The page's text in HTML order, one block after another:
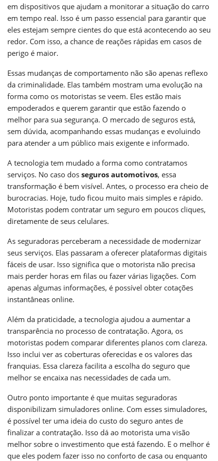
em dispositivos que ajudam a monitorar a situação do carro
em tempo real. Isso é um passo essencial para garantir que
eles estejam sempre cientes do que está acontecendo ao seu
redor. Com isso, a chance de reações rápidas em casos de
perigo é maior.
Essas mudanças de comportamento não são apenas reflexo
da criminalidade. Elas também mostram uma evolução na
forma como os motoristas se veem. Eles estão mais
empoderados e querem garantir que estão fazendo o
melhor para sua segurança. O mercado de seguros está,
sem dúvida, acompanhando essas mudanças e evoluindo
para atender a um público mais exigente e informado.
A tecnologia tem mudado a forma como contratamos
serviços. No caso dos seguros automotivos, essa
transformação é bem visível. Antes, o processo era cheio de
burocracias. Hoje, tudo ficou muito mais simples e rápido.
Motoristas podem contratar um seguro em poucos cliques,
diretamente de seus celulares.
As seguradoras perceberam a necessidade de modernizar
seus serviços. Elas passaram a oferecer plataformas digitais
fáceis de usar. Isso significa que o motorista não precisa
mais perder horas em filas ou fazer várias ligações. Com
apenas algumas informações, é possível obter cotações
instantâneas online.
Além da praticidade, a tecnologia ajudou a aumentar a
transparência no processo de contratação. Agora, os
motoristas podem comparar diferentes planos com clareza.
Isso inclui ver as coberturas oferecidas e os valores das
franquias. Essa clareza facilita a escolha do seguro que
melhor se encaixa nas necessidades de cada um.
Outro ponto importante é que muitas seguradoras
disponibilizam simuladores online. Com esses simuladores,
é possível ter uma ideia do custo do seguro antes de
finalizar a contratação. Isso dá ao motorista uma visão
melhor sobre o investimento que está fazendo. E o melhor é
que eles podem fazer isso no conforto de casa ou enquanto